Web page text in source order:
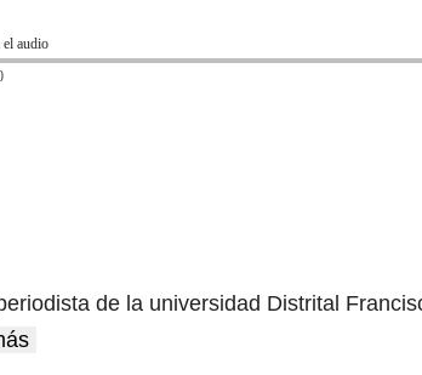
el audio
de la universidad Distrital